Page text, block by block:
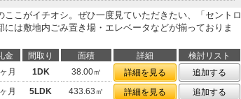
ここがイチオシ。ぜひ一度見ていただきたい、「セントロ
には敷地内ごみ置き場・エレベータなどが揃っておりま
金 間取り 面積 詳細
検討リスト
月 1DK 38.00㎡ 詳細を見る
追加する
月 5LDK 433.63㎡ 詳細を見る 追加する